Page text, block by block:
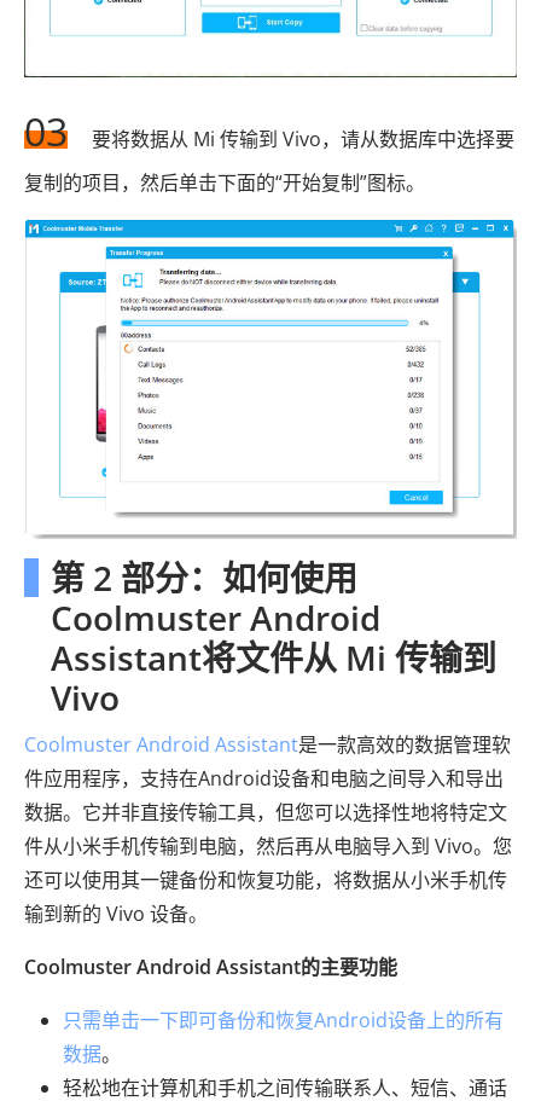
03
要将数据从 Mi 传输到 Vivo，请从数据库中选择要
复制的项目，然后单击下面的“开始复制”图标。
第 2 部分：如何使用
Coolmuster Android
Assistant将文件从 Mi 传输到
Vivo
Coolmuster Android Assistant是一款高效的数据管理软
件应用程序，支持在Android设备和电脑之间导入和导出
数据。它并非直接传输工具，但您可以选择性地将特定文
件从小米手机传输到电脑，然后再从电脑导入到 Vivo。您
还可以使用其一键备份和恢复功能，将数据从小米手机传
输到新的 Vivo 设备。
Coolmuster Android Assistant的主要功能
只需单击一下即可备份和恢复Android设备上的所有
数据。
轻松地在计算机和手机之间传输联系人、短信、通话